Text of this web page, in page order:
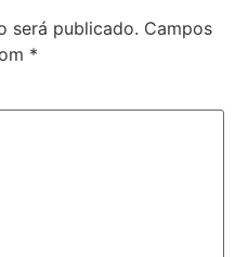
será publicado. Campos
*